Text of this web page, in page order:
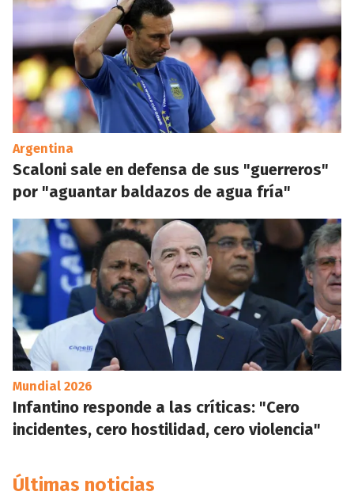
Argentina
Scaloni sale en defensa de sus "guerreros"
por "aguantar baldazos de agua fría"
Mundial 2026
Infantino responde a las críticas: "Cero
incidentes, cero hostilidad, cero violencia"
Últimas noticias